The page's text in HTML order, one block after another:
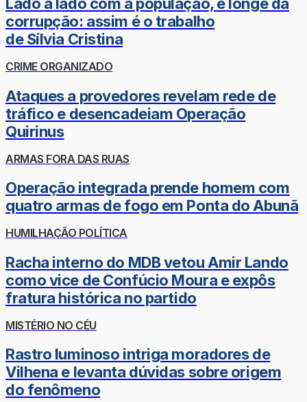
corrupção: assim é o trabalho
de Sílvia Cristina
CRIME ORGANIZADO
Ataques a provedores revelam rede de
tráfico e desencadeiam Operação
Quirinus
ARMAS FORA DAS RUAS
Operação integrada prende homem com
quatro armas de fogo em Ponta do Abunã
HUMILHAÇÃO POLÍTICA
Racha interno do MDB vetou Amir Lando
como vice de Confúcio Moura e expôs
fratura histórica no partido
MISTÉRIO NO CÉU
Rastro luminoso intriga moradores de
Vilhena e levanta dúvidas sobre origem
do fenômeno